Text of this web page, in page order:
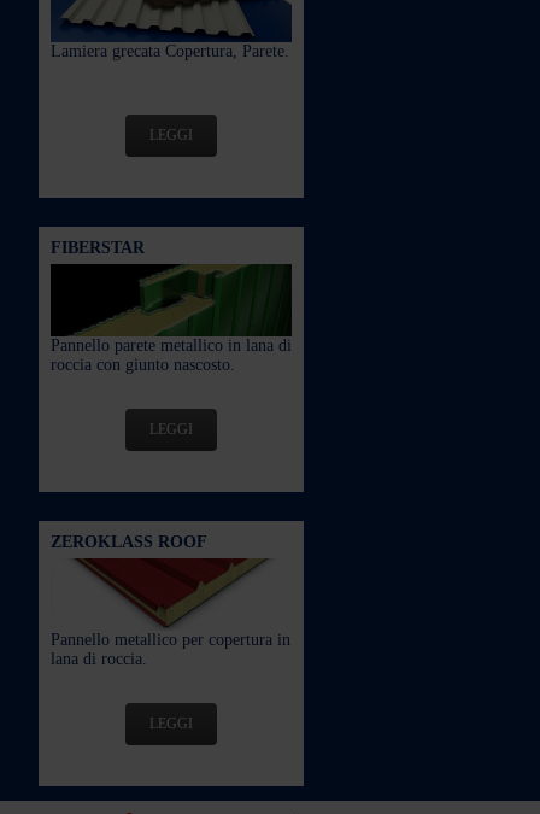
Lamiera grecata Copertura, Parete.
LEGGI
FIBERSTAR
Pannello parete metallico in lana di
roccia con giunto nascosto.
LEGGI
ZEROKLASS ROOF
Pannello metallico per copertura in
lana di roccia.
LEGGI